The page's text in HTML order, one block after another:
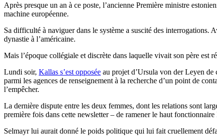
Après presque un an à ce poste, l’ancienne Première ministre
machine européenne.
Sa difficulté à naviguer dans le système a suscité des interrogations.
dynastie à l’américaine.
Mais l’époque collégiale et discrète dans laquelle vivait son père est
Lundi soir, Kallas s’est opposée au projet d’Ursula von der Leyen
parmi les agences de renseignement à la recherche d’un point de
l’empêcher.
La dernière dispute entre les deux femmes, dont les relations sont
première fois dans cette newsletter – de ramener le haut
Selmayr lui aurait donné le poids politique qui lui fait cruellement